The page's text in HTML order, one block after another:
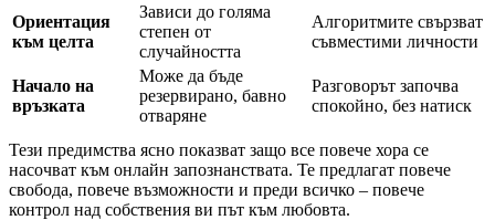
Ориентация
към целта
Зависи до голяма
степен от
случайността
Алгоритмите свързват
съвместими личности
Начало на
връзката
Може да бъде
резервирано, бавно
отваряне
Разговорът започва
спокойно, без натиск
Тези предимства ясно показват защо все повече хора се
насочват към онлайн запознанствата. Те предлагат повече
свобода, повече възможности и преди всичко – повече
контрол над собствения ви път към любовта.